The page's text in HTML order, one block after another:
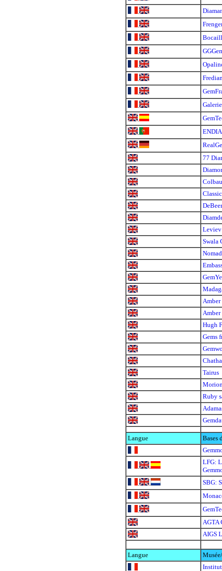
.
.
.
.
.
.
.
.
.
.
.
77
Leviev
Swala
Hugh
Gems
Tairus
Ruby
Langue
Bases
. .
LFG:
.
.
SBG:
.
.
AGTA
AIGS
Langue